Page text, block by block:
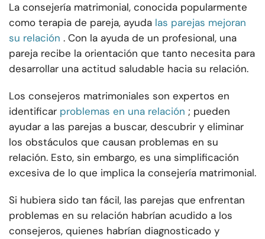
La consejería matrimonial, conocida popularmente
como terapia de pareja, ayuda las parejas mejoran
su relación . Con la ayuda de un profesional, una
pareja recibe la orientación que tanto necesita para
desarrollar una actitud saludable hacia su relación.
Los consejeros matrimoniales son expertos en
identificar problemas en una relación ; pueden
ayudar a las parejas a buscar, descubrir y eliminar
los obstáculos que causan problemas en su
relación. Esto, sin embargo, es una simplificación
excesiva de lo que implica la consejería matrimonial.
Si hubiera sido tan fácil, las parejas que enfrentan
problemas en su relación habrían acudido a los
consejeros, quienes habrían diagnosticado y